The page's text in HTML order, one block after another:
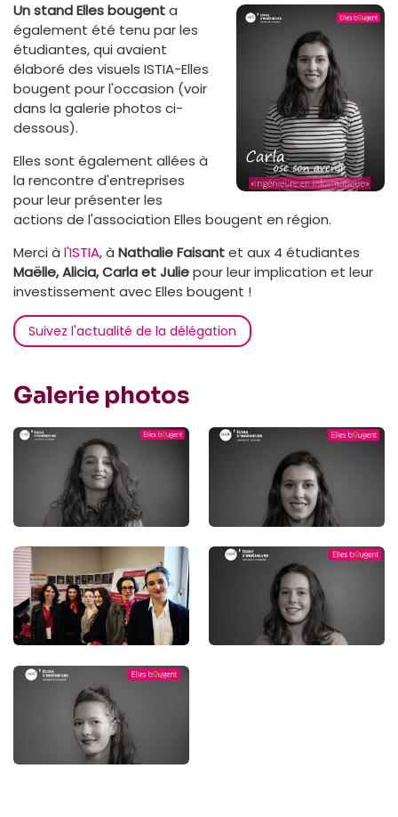
Un stand Elles bougenta
également été tenu par les
étudiantes, qui avaient
élaboré des visuels ISTIA-Elles
bougent pour l'occasion (voir
dans la galerie photos ci-
dessous).
Elles sont également allées à
la rencontre d'entreprises
pour leur présenter les
actions de l'association Elles bougent en région.
Merci à l'ISTIA, à Nathalie Faisantet aux 4 étudiantes
Maëlle, Alicia, Carla et Juliepour leur implication et leur
investissement avec Elles bougent !
Suivez l'actualité de la délégation
Galerie photos